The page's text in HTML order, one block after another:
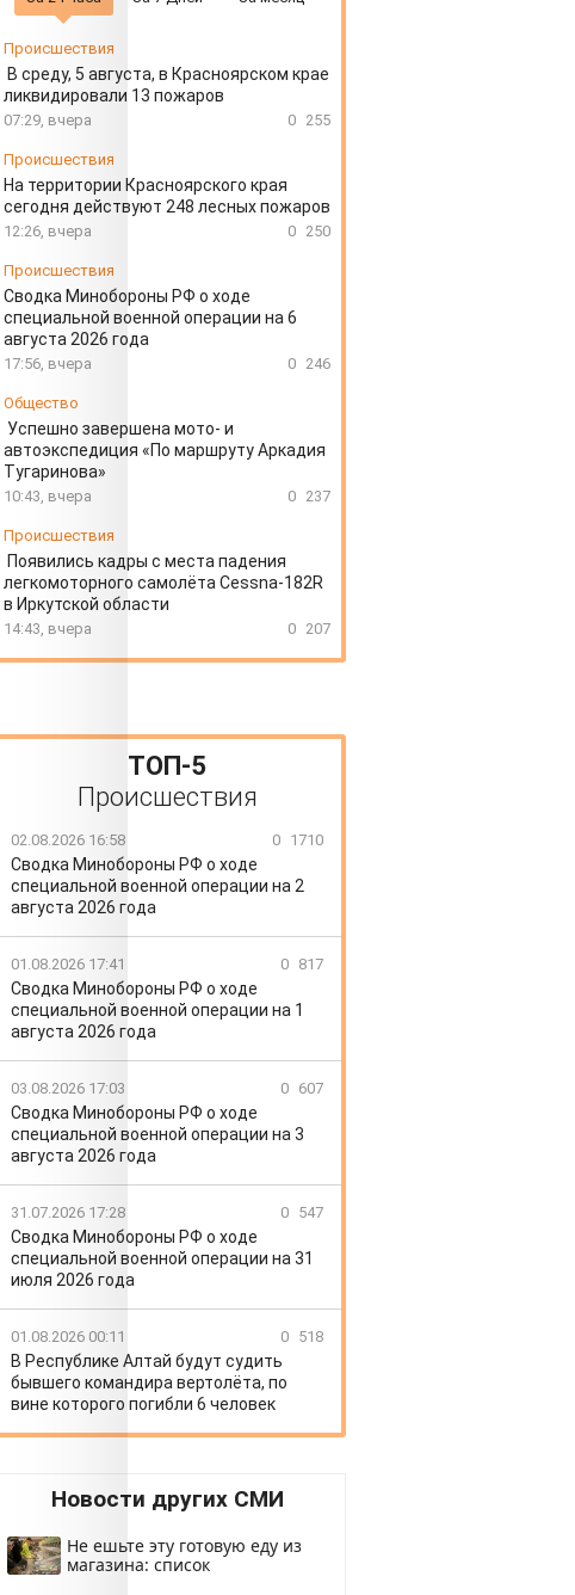
Происшествия
В среду, 5 августа, в Красноярском крае
ликвидировали 13 пожаров
07:29, вчера 0 255
Происшествия
На территории Красноярского края
сегодня действуют 248 лесных пожаров
12:26, вчера 0 250
Происшествия
Сводка Минобороны РФ о ходе
специальной военной операции на 6
августа 2026 года
17:56, вчера 0 246
Общество
Успешно завершена мото- и
автоэкспедиция «По маршруту Аркадия
Тугаринова»
10:43, вчера 0 237
Происшествия
Появились кадры с места падения
легкомоторного самолёта Cessna-182R
в Иркутской области
14:43, вчера 0 207
ТОП-5
Происшествия
02.08.2026 16:58 0 1710
Сводка Минобороны РФ о ходе
специальной военной операции на 2
августа 2026 года
01.08.2026 17:41 0 817
Сводка Минобороны РФ о ходе
специальной военной операции на 1
августа 2026 года
03.08.2026 17:03 0 607
Сводка Минобороны РФ о ходе
специальной военной операции на 3
августа 2026 года
31.07.2026 17:28 0 547
Сводка Минобороны РФ о ходе
специальной военной операции на 31
июля 2026 года
01.08.2026 00:11 0 518
В Республике Алтай будут судить
бывшего командира вертолёта, по
вине которого погибли 6 человек
Новости других СМИ
Не ешьте эту готовую еду из
магазина: список